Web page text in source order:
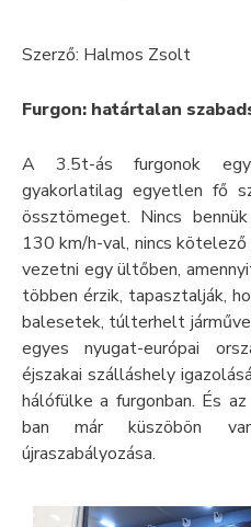
Szerző: Halmos Zsolt
Furgon: határtalan
A 3.5t-ás furgonok
gyakorlatilag egyetlen fő
össztömeget. Nincs
130 km/h-val, nincs
vezetni egy ültőben,
többen érzik, tapasztalják,
balesetek, túlterhelt
egyes nyugat-európai
éjszakai szálláshely
hálófülke a furgonban. És
ban már küszöbön
újraszabályozása.